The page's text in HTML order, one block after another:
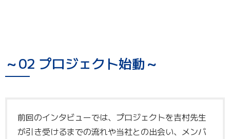
～02 プロジェクト始動～
前回のインタビューでは、プロジェクトを吉村先生
が引き受けるまでの流れや当社との出会い、メンバ